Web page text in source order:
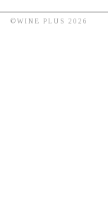
©WINE PLUS 2026